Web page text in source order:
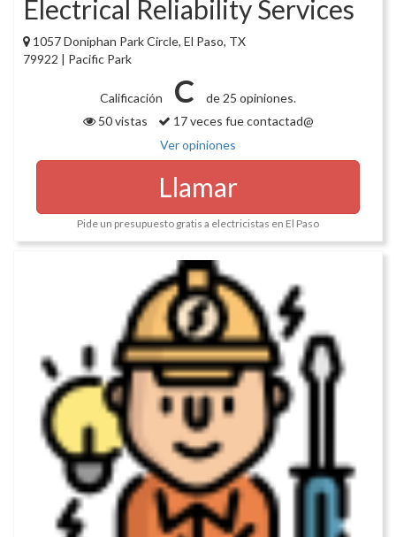
Electrical Reliability Services
1057 Doniphan Park Circle, El Paso, TX
79922 | Pacific Park
Calificación C
de 25 opiniones.
50 vistas
17 veces fue contactad@
Ver opiniones
Llamar
Pide un presupuesto gratis a electricistas en El Paso